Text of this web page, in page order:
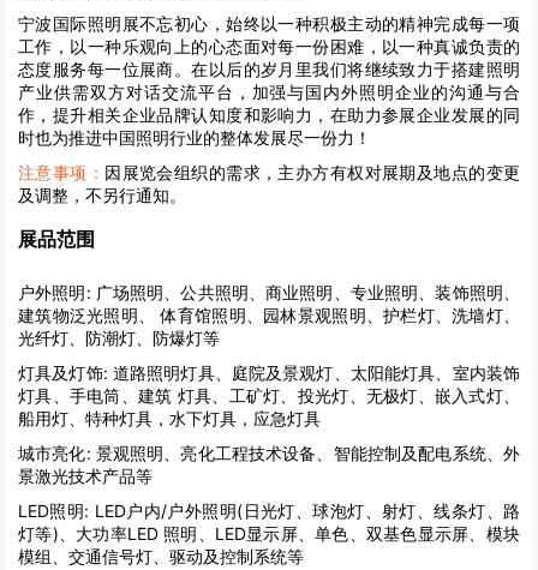
宁波国际照明展不忘初心，始终以一种积极主动的精神完成每一项
工作，以一种乐观向上的心态面对每一份困难，以一种真诚负责的
态度服务每一位展商。在以后的岁月里我们将继续致力于搭建照明
产业供需双方对话交流平台，加强与国内外照明企业的沟通与合
作，提升相关企业品牌认知度和影响力，在助力参展企业发展的同
时也为推进中国照明行业的整体发展尽一份力！
注意事项： 因展览会组织的需求，主办方有权对展期及地点的变更
及调整，不另行通知。
展品范围
户外照明: 广场照明、公共照明、商业照明、专业照明、装饰照明、
建筑物泛光照明、 体育馆照明、园林景观照明、护栏灯、洗墙灯、
光纤灯、防潮灯、防爆灯等
灯具及灯饰: 道路照明灯具、庭院及景观灯、太阳能灯具、室内装饰
灯具、手电筒、建筑 灯具、工矿灯、投光灯、无极灯、嵌入式灯、
船用灯、特种灯具，水下灯具，应急灯具
城市亮化: 景观照明、亮化工程技术设备、智能控制及配电系统、外
景激光技术产品等
LED照明: LED户内/户外照明(日光灯、球泡灯、射灯、线条灯、路
灯等)、大功率LED 照明、LED显示屏、单色、双基色显示屏、模块
模组、交通信号灯、驱动及控制系统等